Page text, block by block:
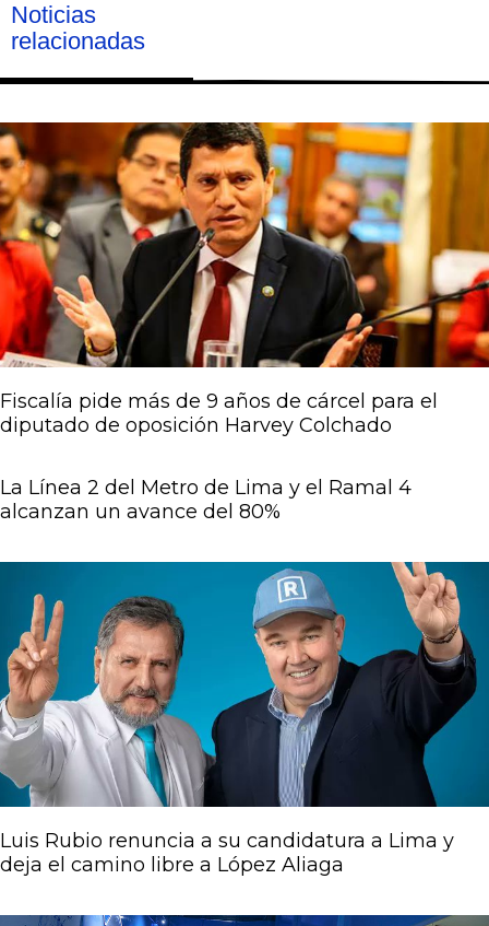
Noticias
relacionadas
Fiscalía pide más de 9 años de cárcel para el
diputado de oposición Harvey Colchado
La Línea 2 del Metro de Lima y el Ramal 4
alcanzan un avance del 80%
Luis Rubio renuncia a su candidatura a Lima y
deja el camino libre a López Aliaga
Página
Página
Página
Página
Página